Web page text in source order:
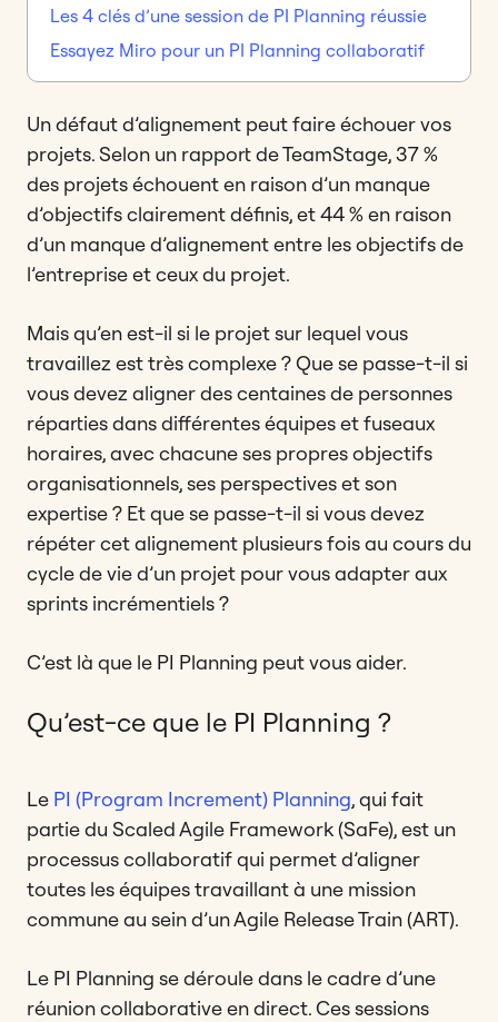
Un défaut d’alignement peut faire échouer vos
projets. Selon un rapport de TeamStage, 37 %
des projets échouent en raison d’un manque
d’objectifs clairement définis, et 44 % en raison
d’un manque d’alignement entre les objectifs de
l’entreprise et ceux du projet.
Mais qu’en est-il si le projet sur lequel vous
travaillez est très complexe ? Que se passe-t-il si
vous devez aligner des centaines de personnes
réparties dans différentes équipes et fuseaux
horaires, avec chacune ses propres objectifs
organisationnels, ses perspectives et son
expertise ? Et que se passe-t-il si vous devez
répéter cet alignement plusieurs fois au cours du
cycle de vie d’un projet pour vous adapter aux
sprints incrémentiels ?
C’est là que le PI Planning peut vous aider.
Qu’est-ce que le PI Planning ?
Le PI (Program Increment) Planning, qui fait
partie du Scaled Agile Framework (SaFe), est un
processus collaboratif qui permet d’aligner
toutes les équipes travaillant à une mission
commune au sein d’un Agile Release Train (ART).
Le PI Planning se déroule dans le cadre d’une
réunion collaborative en direct. Ces sessions
Les 4 clés d’une session de PI Planning réussie
Essayez Miro pour un PI Planning collaboratif